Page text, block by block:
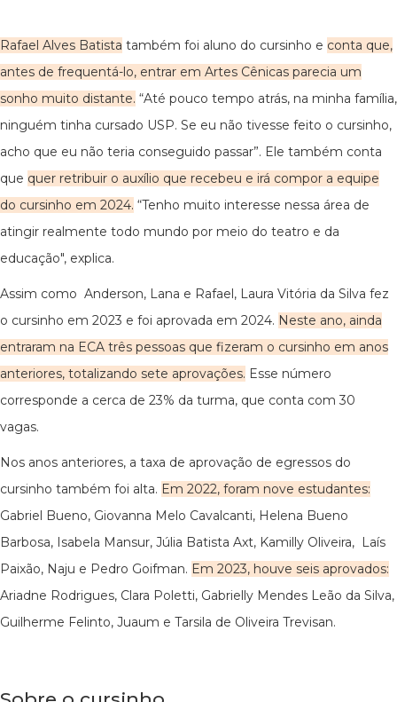
Rafael Alves Batista também foi aluno do cursinho e conta que,
antes de frequentá-lo, entrar em Artes Cênicas parecia um
sonho muito distante. “Até pouco tempo atrás, na minha família,
ninguém tinha cursado USP. Se eu não tivesse feito o cursinho,
acho que eu não teria conseguido passar”. Ele também conta
que quer retribuir o auxílio que recebeu e irá compor a equipe
do cursinho em 2024. “Tenho muito interesse nessa área de
atingir realmente todo mundo por meio do teatro e da
educação", explica.
Assim como Anderson, Lana e Rafael, Laura Vitória da Silva fez
o cursinho em 2023 e foi aprovada em 2024. Neste ano, ainda
entraram na ECA três pessoas que fizeram o cursinho em anos
anteriores, totalizando sete aprovações. Esse número
corresponde a cerca de 23% da turma, que conta com 30
vagas.
Nos anos anteriores, a taxa de aprovação de egressos do
cursinho também foi alta. Em 2022, foram nove estudantes:
Gabriel Bueno, Giovanna Melo Cavalcanti, Helena Bueno
Barbosa, Isabela Mansur, Júlia Batista Axt, Kamilly Oliveira, Laís
Paixão, Naju e Pedro Goifman. Em 2023, houve seis aprovados:
Ariadne Rodrigues, Clara Poletti, Gabrielly Mendes Leão da Silva,
Guilherme Felinto, Juaum e Tarsila de Oliveira Trevisan.